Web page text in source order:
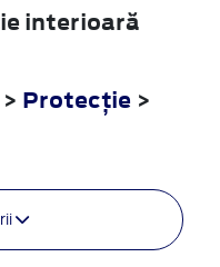
interioară
> Protecţie >